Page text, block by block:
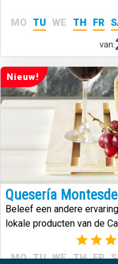
MO TU WE TH FR
van:
Nieuw!
Quesería
Beleef een andere
lokale producten van de
MO TU WE TH FR